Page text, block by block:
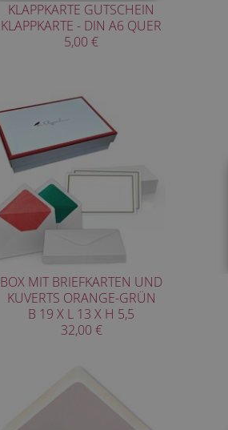
KLAPPKARTE GUTSCHEIN
KLAPPKARTE - DIN A6 QUER
5,00 €
BOX MIT BRIEFKARTEN UND
KUVERTS ORANGE-GRÜN
B 19 X L 13 X H 5,5
32,00 €